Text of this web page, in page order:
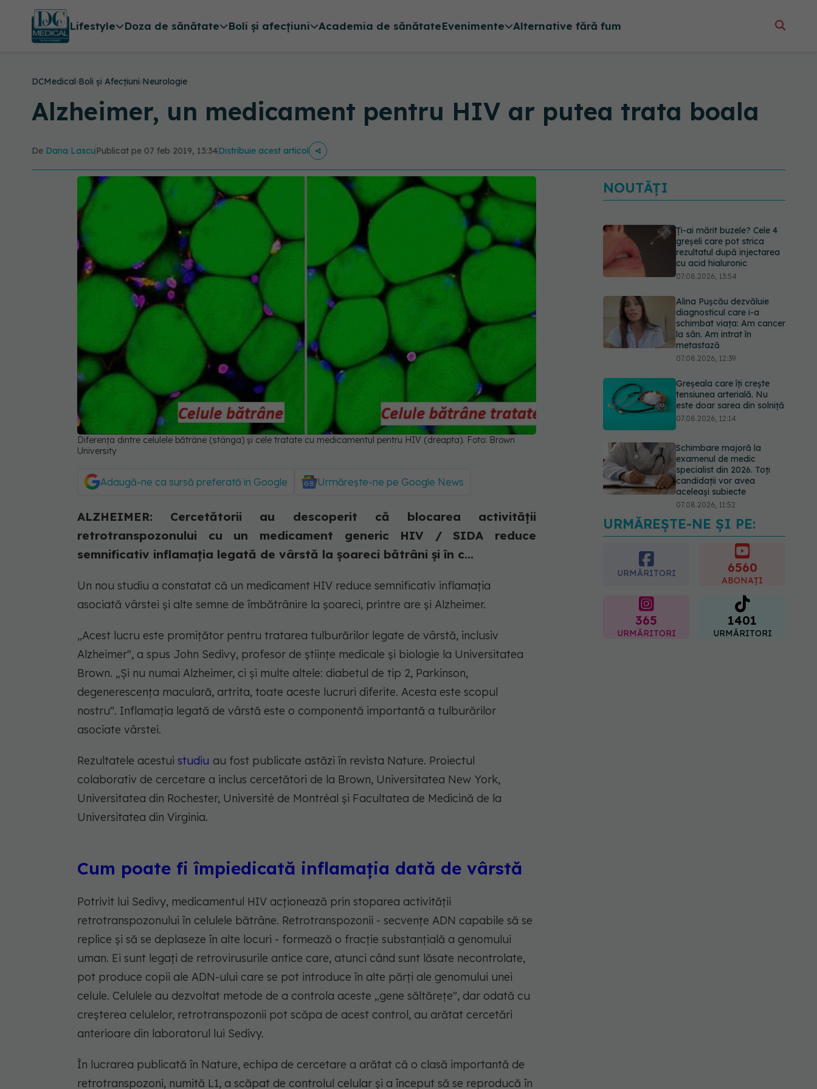
Lifestyle Doza de sănătate Boli și afecțiuni Academia de sănătateEvenimente Alternative fără fum
DCMedical›Boli și Afecțiuni›Neurologie
Alzheimer, un medicament pentru HIV ar putea trata boala
De Dana Lascu Publicat pe 07 feb 2019, 13:34Distribuie acest articol
Diferența dintre celulele bătrâne (stânga) și cele tratate cu medicamentul pentru HIV (dreapta). Foto: Brown
University
Adaugă-ne ca sursă preferată în Google Urmărește-ne pe Google News
ALZHEIMER: Cercetătorii au descoperit că blocarea activității
retrotranspozonului cu un medicament generic HIV / SIDA reduce
semnificativ inflamația legată de vârstă la șoareci bătrâni și în c...
Un nou studiu a constatat că un medicament HIV reduce semnificativ inflamația
asociată vârstei și alte semne de îmbătrânire la șoareci, printre are și Alzheimer.
„Acest lucru este promițător pentru tratarea tulburărilor legate de vârstă, inclusiv
Alzheimer", a spus John Sedivy, profesor de științe medicale și biologie la Universitatea
Brown. „Și nu numai Alzheimer, ci și multe altele: diabetul de tip 2, Parkinson,
degenerescența maculară, artrita, toate aceste lucruri diferite. Acesta este scopul
nostru". Inflamația legată de vârstă este o componentă importantă a tulburărilor
asociate vârstei.
Rezultatele acestui studiu au fost publicate astăzi în revista Nature. Proiectul
colaborativ de cercetare a inclus cercetători de la Brown, Universitatea New York,
Universitatea din Rochester, Université de Montréal și Facultatea de Medicină de la
Universitatea din Virginia.
Cum poate fi împiedicată inflamația dată de vârstă
Potrivit lui Sedivy, medicamentul HIV acționează prin stoparea activității
retrotranspozonului în celulele bătrâne. Retrotranspozonii - secvențe ADN capabile să se
replice și să se deplaseze în alte locuri - formează o fracție substanțială a genomului
uman. Ei sunt legați de retrovirusurile antice care, atunci când sunt lăsate necontrolate,
pot produce copii ale ADN-ului care se pot introduce în alte părți ale genomului unei
celule. Celulele au dezvoltat metode de a controla aceste „gene săltărețe", dar odată cu
creșterea celulelor, retrotranspozonii pot scăpa de acest control, au arătat cercetări
anterioare din laboratorul lui Sedivy.
În lucrarea publicată în Nature, echipa de cercetare a arătat că o clasă importantă de
retrotranspozoni, numită L1, a scăpat de controlul celular și a început să se reproducă în
NOUTĂȚI
Ți-ai mărit buzele? Cele 4
greșeli care pot strica
rezultatul după injectarea
cu acid hialuronic
07.08.2026, 13:54
Alina Pușcău dezvăluie
diagnosticul care i-a
schimbat viața: Am cancer
la sân. Am intrat în
metastază
07.08.2026, 12:39
Greșeala care îți crește
tensiunea arterială. Nu
este doar sarea din solniță
07.08.2026, 12:14
Schimbare majoră la
examenul de medic
specialist din 2026. Toți
candidații vor avea
aceleași subiecte
07.08.2026, 11:52
Cât durează simptomele
URMĂREȘTE-NE ȘI PE:
URMĂRITORI 6560
ABONAȚI
365
URMĂRITORI
1401
URMĂRITORI